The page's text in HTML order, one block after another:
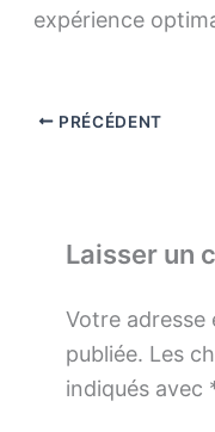
expérience
PRÉCÉDENT
Laisser un
Votre adresse
publiée. Les
indiqués avec